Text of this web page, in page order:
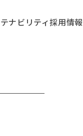
ナビリティ採用情報